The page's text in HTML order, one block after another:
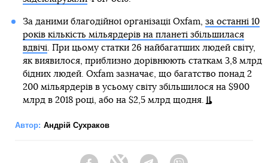
За даними благодійної організації Oxfam, за останні 10
років кількість мільярдерів на планеті збільшилася
вдвічі. При цьому статки 26 найбагатших людей світу,
як виявилося, приблизно дорівнюють статкам 3,8 млрд
бідних людей. Oxfam зазначає, що багатство понад 2
200 мільярдерів в усьому світу збільшилося на $900
млрд в 2018 році, або на $2,5 млрд щодня.
Автор: Андрій Сухраков